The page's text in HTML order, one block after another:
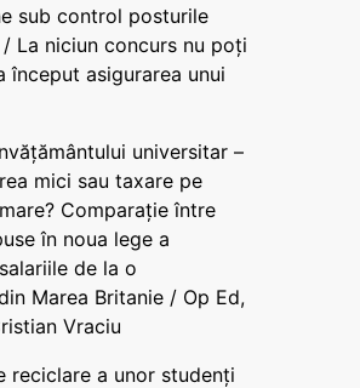
sub control posturile
La niciun concurs nu poți
început asigurarea unui
universitar –
mici sau taxare pe
Comparație între
în noua lege a
de la o
Marea Britanie / Op Ed,
Vraciu
reciclare a unor studenți